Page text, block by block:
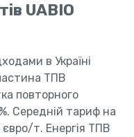
UABIO
в Україні
ТПВ
повторного
Середній тариф на
т. Енергія ТПВ